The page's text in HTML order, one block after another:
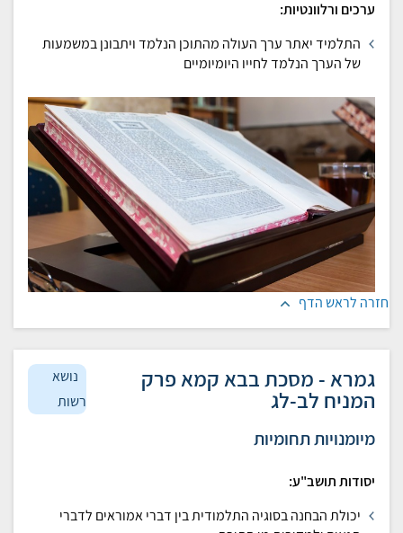
ערכים ורלוונטיות:
התלמיד יאתר ערך העולה מהתוכן הנלמד ויתבונן במשמעות
של הערך הנלמד לחייו היומיומיים
חזרה לראש הדף
גמרא - מסכת בבא קמא פרק
המניח לב-לג
נושא
רשות
מיומנויות תחומיות
יסודות תושב"ע:
יכולת הבחנה בסוגיה התלמודית בין דברי אמוראים לדברי